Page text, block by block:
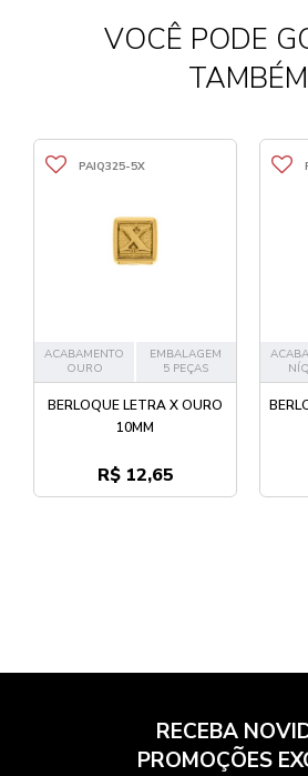
VOCÊ PODE
TAMBÉM
PAIQ325-5X
ACABAMENTO
OURO
EMBALAGEM
5 PEÇAS
BERLOQUE LETRA X OURO
10MM
R$ 12,65
RECEBA
PROMOÇÕES